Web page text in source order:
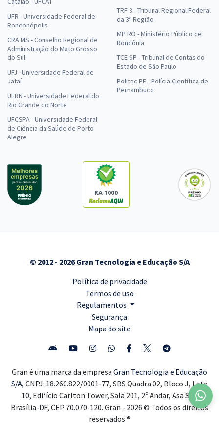
UFR - Universidade Federal de
Rondonópolis
CRA MS - Conselho Regional de
Administração do Mato Grosso
do Sul
UFJ - Universidade Federal de
Jataí
UFRN - Universidade Federal do
Rio Grande do Norte
UFCSPA - Universidade Federal
de Ciência da Saúde de Porto
Alegre
TRF 3 - Tribunal Regional Federal
da 3ª Região
MP RO - Ministério Público de
Rondônia
TCE SP - Tribunal de Contas do
Estado de São Paulo
Politec PE - Polícia Científica de
Pernambuco
RA 1000
© 2012 - 2026 Gran Tecnologia e Educação S/A
Política de privacidade
Termos de uso
Regulamentos
Segurança
Mapa do site
Gran é uma marca da empresa Gran Tecnologia e Educação
S/A, CNPJ: 18.260.822/0001-77, SBS Quadra 02, Bloco J, Lote
10, Edifício Carlton Tower, Sala 201, 2º Andar, Asa Sul,
Brasília-DF, CEP 70.070-120. Gran - 2026 © Todos os direitos
reservados ®